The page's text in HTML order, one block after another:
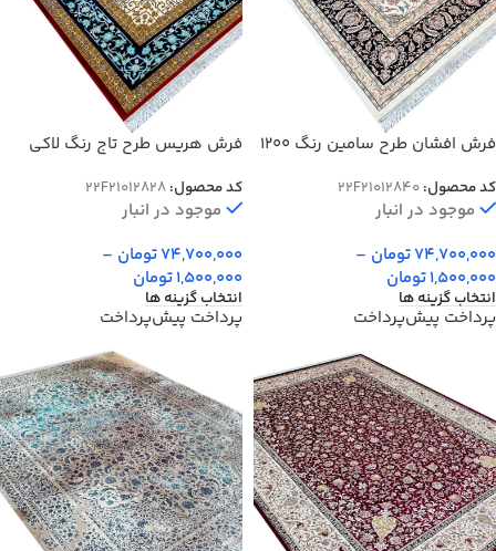
فرش افشان طرح سامین رنگ 1200
کد محصول:22F21012840
موجود در انبار
74,700,000تومان –
1,500,000تومان
انتخاب گزینه ها
پرداخت پیش‌پرداخت
فرش هریس طرح تاج رنگ لاکی
کد محصول:22F21012828
موجود در انبار
74,700,000تومان –
1,500,000تومان
انتخاب گزینه ها
پرداخت پیش‌پرداخت